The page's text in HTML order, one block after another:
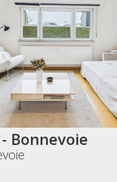
Bonnevoie